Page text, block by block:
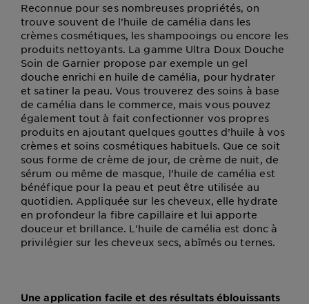
Reconnue pour ses nombreuses propriétés, on
trouve souvent de l’huile de camélia dans les
crèmes cosmétiques, les shampooings ou encore les
produits nettoyants. La gamme Ultra Doux Douche
Soin de Garnier propose par exemple un gel
douche enrichi en huile de camélia, pour hydrater
et satiner la peau. Vous trouverez des soins à base
de camélia dans le commerce, mais vous pouvez
également tout à fait confectionner vos propres
produits en ajoutant quelques gouttes d’huile à vos
crèmes et soins cosmétiques habituels. Que ce soit
sous forme de crème de jour, de crème de nuit, de
sérum ou même de masque, l’huile de camélia est
bénéfique pour la peau et peut être utilisée au
quotidien. Appliquée sur les cheveux, elle hydrate
en profondeur la fibre capillaire et lui apporte
douceur et brillance. L'huile de camélia est donc à
privilégier sur les cheveux secs, abîmés ou ternes.
Une application facile et des résultats éblouissants